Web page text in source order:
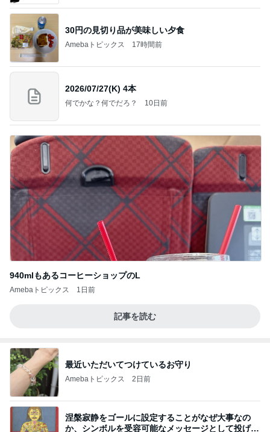
30円の見切り品が美味しい夕食
Amebaトピックス 17時間前
2026/07/27(K) 4本
何でかな？何でだろ？ 10日前
940mlもあるコーヒーショップのL
Amebaトピックス 1日前
記事を読む
最近いただいてつけているお守り
Amebaトピックス 2日前
涅槃寂静をゴールに設定することがなぜ大事なの
か、シンボルを受容可能なメッセージとして投げる